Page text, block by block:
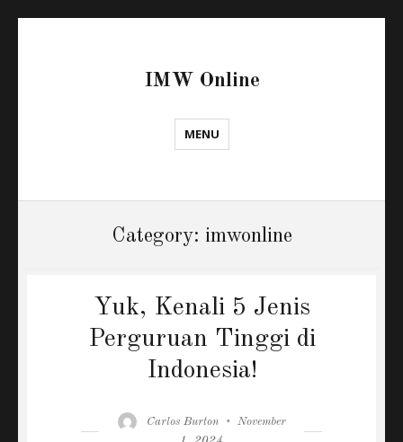
IMW Online
MENU
Category: imwonline
Yuk, Kenali 5 Jenis
Perguruan Tinggi di
Indonesia!
Author
Carlos Burton
Posted
November